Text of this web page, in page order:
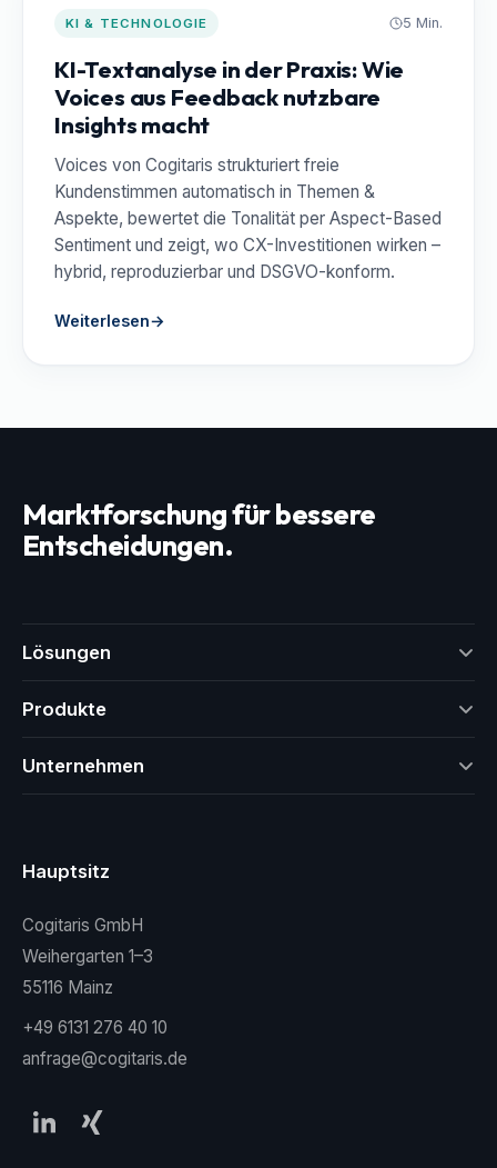
KI & TECHNOLOGIE 5 Min.
KI-Textanalyse in der Praxis: Wie
Voices aus Feedback nutzbare
Insights macht
Voices von Cogitaris strukturiert freie
Kundenstimmen automatisch in Themen &
Aspekte, bewertet die Tonalität per Aspect-Based
Sentiment und zeigt, wo CX-Investitionen wirken –
hybrid, reproduzierbar und DSGVO-konform.
Weiterlesen→
Marktforschung für bessere
Entscheidungen.
Lösungen
Produkte
Unternehmen
Hauptsitz
Cogitaris GmbH
Weihergarten 1–3
55116 Mainz
+49 6131 276 40 10
anfrage@cogitaris.de